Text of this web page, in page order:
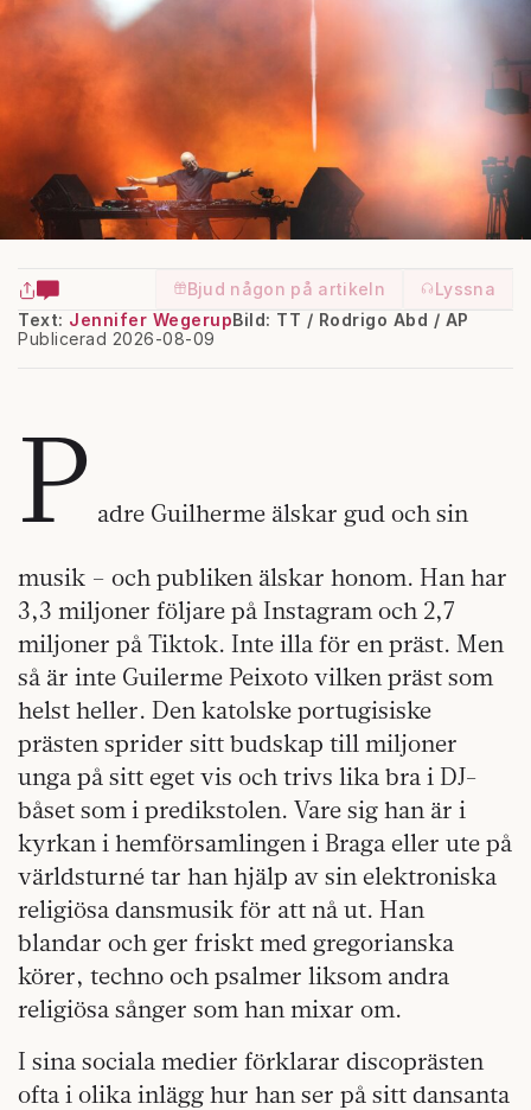
Bjud någon på artikeln
Lyssna
Text: Jennifer Wegerup
Publicerad 2026-08-09
Bild: TT / Rodrigo Abd / AP
P adre Guilherme älskar gud och sin
musik – och publiken älskar honom. Han har
3,3 miljoner följare på Instagram och 2,7
miljoner på Tiktok. Inte illa för en präst. Men
så är inte Guilerme Peixoto vilken präst som
helst heller. Den katolske portugisiske
prästen sprider sitt budskap till miljoner
unga på sitt eget vis och trivs lika bra i DJ-
båset som i predikstolen. Vare sig han är i
kyrkan i hemförsamlingen i Braga eller ute på
världsturné tar han hjälp av sin elektroniska
religiösa dansmusik för att nå ut. Han
blandar och ger friskt med gregorianska
körer, techno och psalmer liksom andra
religiösa sånger som han mixar om.
I sina sociala medier förklarar discoprästen
ofta i olika inlägg hur han ser på sitt dansanta